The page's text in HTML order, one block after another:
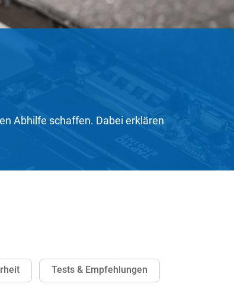
Abhilfe schaffen. Dabei erklären
Tests & Empfehlungen